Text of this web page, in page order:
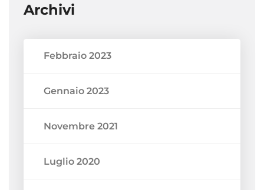
Archivi
Febbraio 2023
Gennaio 2023
Novembre 2021
Luglio 2020